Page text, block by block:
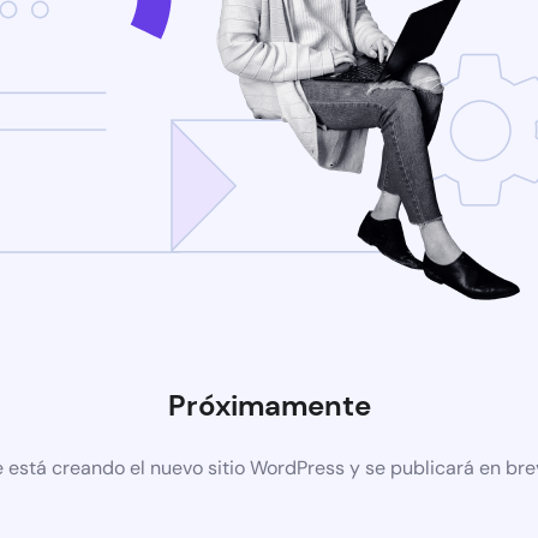
Próximamente
está creando el nuevo sitio WordPress y se publicará en